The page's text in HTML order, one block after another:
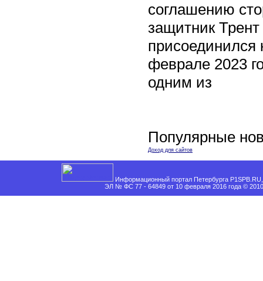
соглашению
защитник
присоединился
феврале 2023
одним из
Популярные
Доход для сайтов
Информационный портал Петербурга
ЭЛ № ФС 77 - 64849 от 10 февраля 2016 года ©